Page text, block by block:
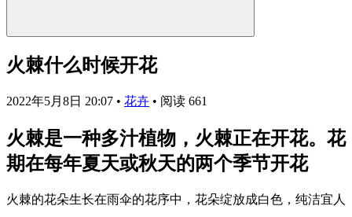
火棘什么时候开花
2022年5月8日 20:07 • 花卉 • 阅读 661
火棘是一种多汁植物，火棘正在开花。花
期在每年夏天或秋天的两个季节开花
火棘的花朵生长在雨伞的花序中，花朵绽放成白色，纯洁宜人